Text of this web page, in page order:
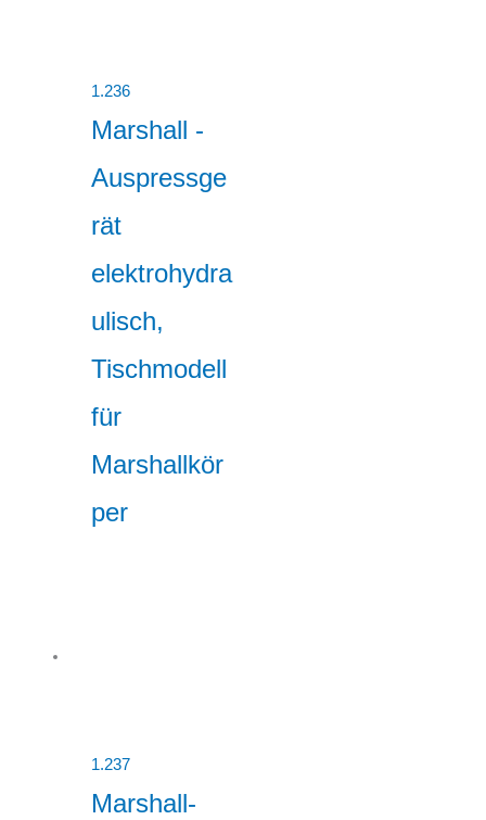
1.236
Marshall -
Auspressge
rät
elektrohydra
ulisch,
Tischmodell
für
Marshallkör
per
1.237
Marshall-